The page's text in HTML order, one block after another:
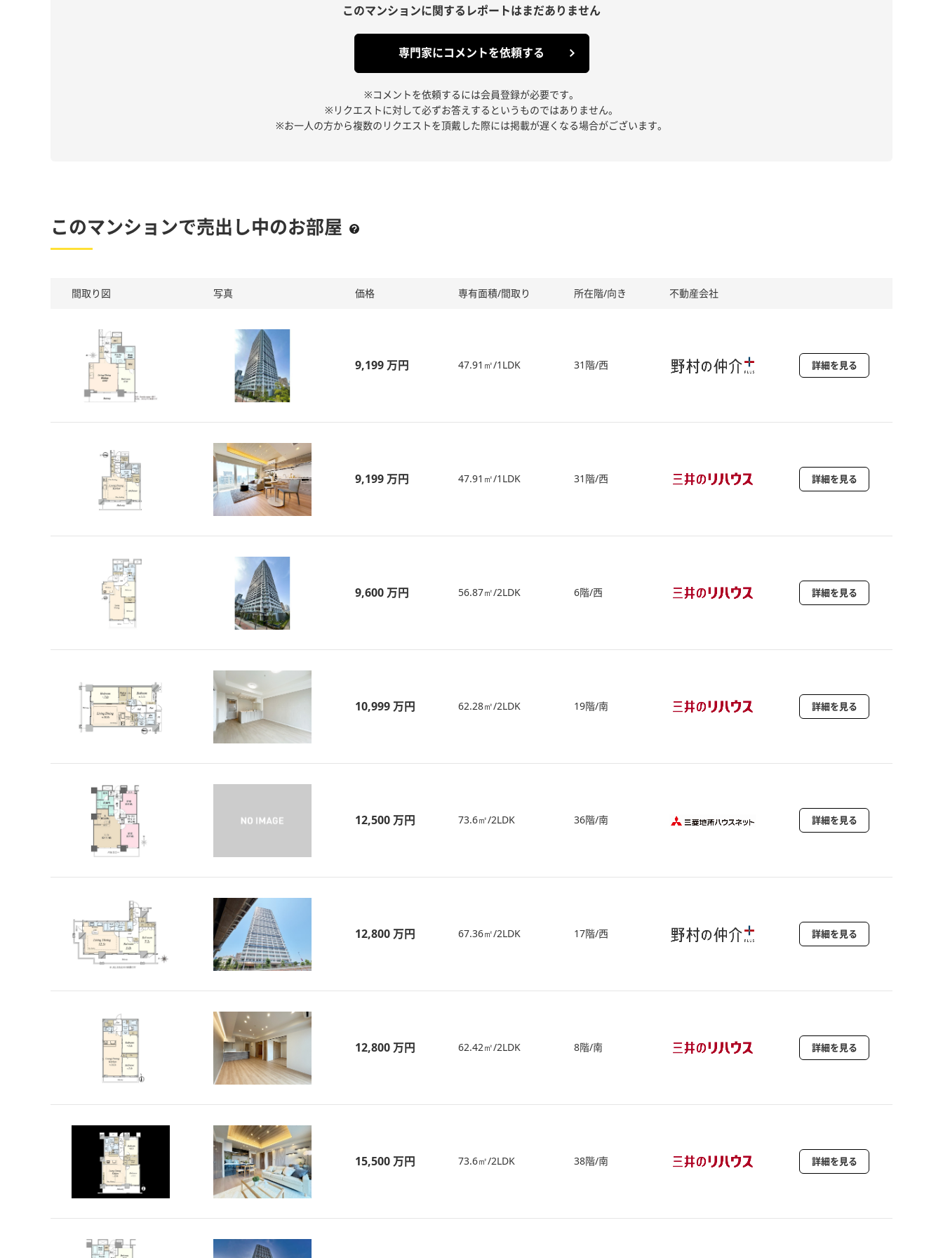
このマンションに関する レポートはまだありません
専門家にコメントを依頼する
※コメントを依頼するには会員登録が必要です。
※リクエストに対して必ずお答えするというものではありません。
※お一人の方から複数のリクエストを頂戴した際には掲載が遅くなる場合がございます。
このマンションで売出し中のお部屋
間取り図 写真 価格 専有面積/間取り 所在階/向き 不動産会社
9,199 万円 47.91㎡/1LDK 31階/西 詳細を見る
9,199 万円 47.91㎡/1LDK 31階/西 詳細を見る
9,600 万円 56.87㎡/2LDK 6階/西 詳細を見る
10,999 万円 62.28㎡/2LDK 19階/南 詳細を見る
12,500 万円 73.6㎡/2LDK 36階/南 詳細を見る
12,800 万円 67.36㎡/2LDK 17階/西 詳細を見る
12,800 万円 62.42㎡/2LDK 8階/南 詳細を見る
15,500 万円 73.6㎡/2LDK 38階/南 詳細を見る